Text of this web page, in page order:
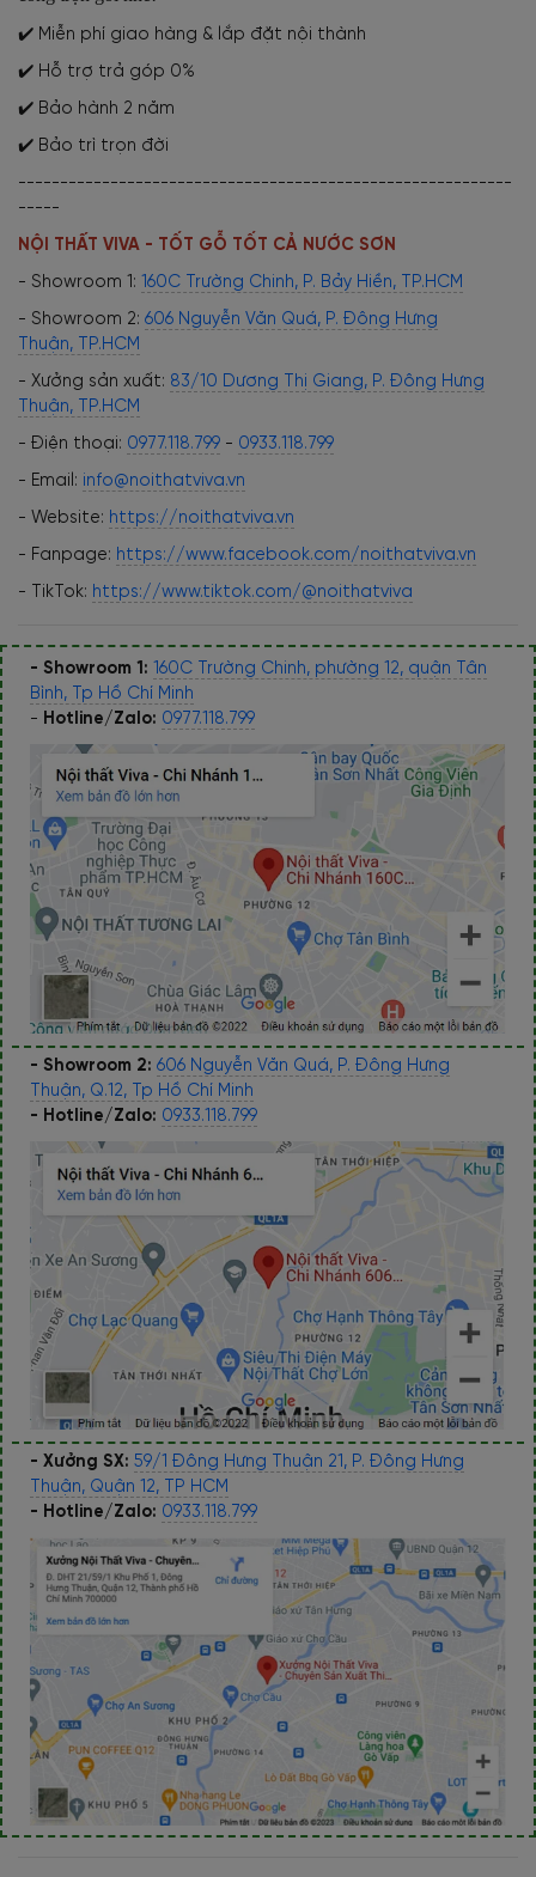
✔️ Miễn phí giao hàng & lắp đặt nội thành
✔️ Hỗ trợ trả góp 0%
✔️ Bảo hành 2 năm
✔️ Bảo trì trọn đời
-----------------------------------------------------------
-----
NỘI THẤT VIVA - TỐT GỖ TỐT CẢ NƯỚC SƠN
- Showroom 1: 160C Trường Chinh, P. Bảy Hiền, TP.HCM
- Showroom 2: 606 Nguyễn Văn Quá, P. Đông Hưng
Thuận, TP.HCM
- Xưởng sản xuất: 83/10 Dương Thị Giang, P. Đông Hưng
Thuận, TP.HCM
- Điện thoại: 0977.118.799 - 0933.118.799
- Email: info@noithatviva.vn
- Website: https://noithatviva.vn
- Fanpage: https://www.facebook.com/noithatviva.vn
- TikTok: https://www.tiktok.com/@noithatviva
- Showroom 1: 160C Trường Chinh, phường 12, quận Tân
Bình, Tp Hồ Chí Minh
- Hotline/Zalo: 0977.118.799
- Showroom 2: 606 Nguyễn Văn Quá, P. Đông Hưng
Thuận, Q.12, Tp Hồ Chí Minh
- Hotline/Zalo: 0933.118.799
- Xưởng SX: 59/1 Đông Hưng Thuận 21, P. Đông Hưng
Thuận, Quận 12, TP HCM
- Hotline/Zalo: 0933.118.799